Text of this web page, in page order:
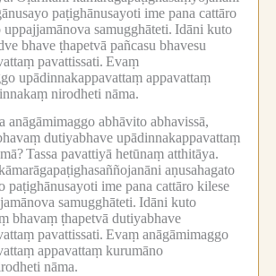
paṭighānusayoti ime pana cattāro
samugghāteti. Idāni kuto
bhave ṭhapetvā pañcasu bhavesu
pavattissati. Evaṃ
upādinnakappavattaṃ appavattaṃ
nirodheti nāma.
anāgāmimaggo abhāvito abhavissā,
dutiyabhave upādinnakappavattaṃ
Tassa pavattiyā hetūnaṃ atthitāya.
aṇusahagato
paṭighānusayoti ime pana cattāro kilese
samugghāteti. Idāni kuto
bhavaṃ ṭhapetvā dutiyabhave
pavattissati. Evaṃ anāgāmimaggo
appavattaṃ kurumāno
nāma.